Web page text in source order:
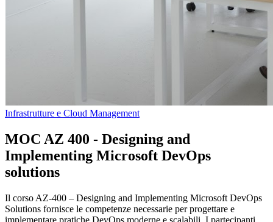
Infrastrutture e Cloud Management
MOC AZ 400 - Designing and
Implementing Microsoft DevOps
solutions
Il corso AZ-400 – Designing and Implementing Microsoft DevOps
Solutions fornisce le competenze necessarie per progettare e
implementare pratiche DevOps moderne e scalabili. I partecipanti